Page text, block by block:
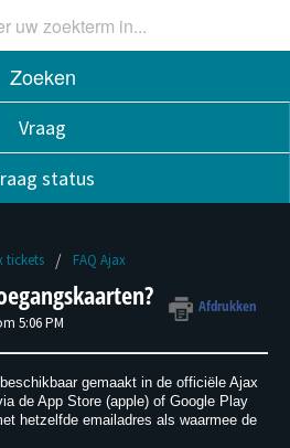
Zoeken
Vraag
status
tickets FAQ Ajax
Afdrukken
5:06 PM
gemaakt in de officiële Ajax
de App Store (apple) of Google Play
hetzelfde emailadres als waarmee de